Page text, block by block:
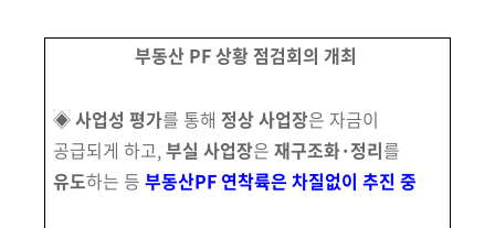
부동산 PF 상황 점검회의 개최
◈사업성 평가를 통해 정상 사업장은 자금이
공급되게 하고,부실 사업장은 재구조화·정리를
유도하는 등 부동산PF 연착륙은 차질없이 추진 중